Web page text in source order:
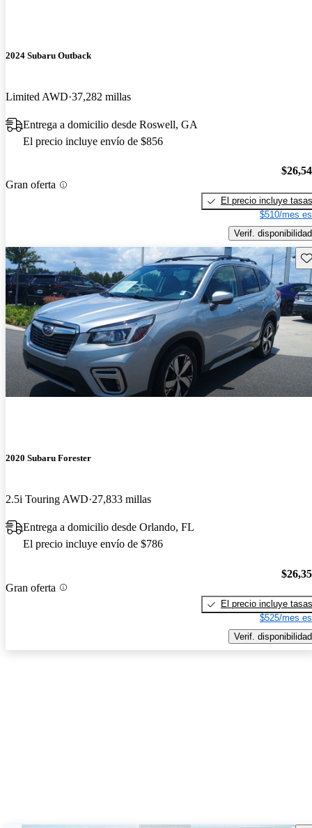
2024 Subaru Outback
Limited AWD 37,282 millas
Entrega a domicilio desde Roswell, GA
El precio incluye envío de $856
Gran oferta
El precio incluye tasas
$510/mes
Verif. disponibilidad
2020 Subaru Forester
2.5i Touring AWD 27,833 millas
Entrega a domicilio desde Orlando, FL
El precio incluye envío de $786
Gran oferta
El precio incluye tasas
$525/mes
Verif. disponibilidad